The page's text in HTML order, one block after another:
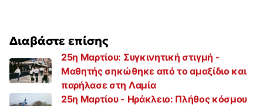
Διαβάστε επίσης
25η Μαρτίου: Συγκινητική στιγμή -
Μαθητής σηκώθηκε από το αμαξίδιο και
παρήλασε στη Λαμία
25η Μαρτίου - Ηράκλειο: Πλήθος κόσμου